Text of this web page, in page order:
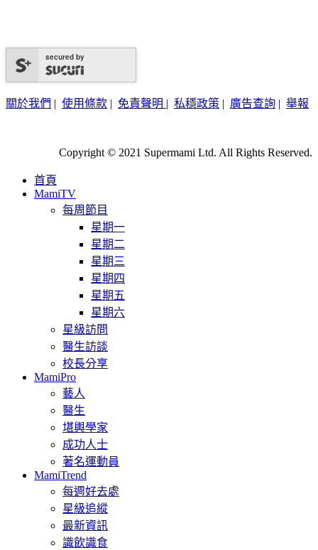
secured by
關於我們 | 使用條款 | 免責聲明 | 私穩政策 | 廣告查詢 | 舉報
Copyright © 2021 Supermami Ltd. All Rights Reserved.
首頁
MamiTV
每周節目
星期一
星期二
星期三
星期四
星期五
星期六
星級訪問
醫生訪談
校長分享
MamiPro
藝人
醫生
堪輿學家
成功人士
著名運動員
MamiTrend
每週好去處
星級追縱
最新資訊
識飲識食